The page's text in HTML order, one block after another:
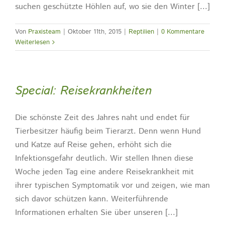
suchen geschützte Höhlen auf, wo sie den Winter [...]
Von Praxisteam | Oktober 11th, 2015 | Reptilien | 0 Kommentare
Weiterlesen
Special: Reisekrankheiten
Die schönste Zeit des Jahres naht und endet für
Tierbesitzer häufig beim Tierarzt. Denn wenn Hund
und Katze auf Reise gehen, erhöht sich die
Infektionsgefahr deutlich. Wir stellen Ihnen diese
Woche jeden Tag eine andere Reisekrankheit mit
ihrer typischen Symptomatik vor und zeigen, wie man
sich davor schützen kann. Weiterführende
Informationen erhalten Sie über unseren [...]